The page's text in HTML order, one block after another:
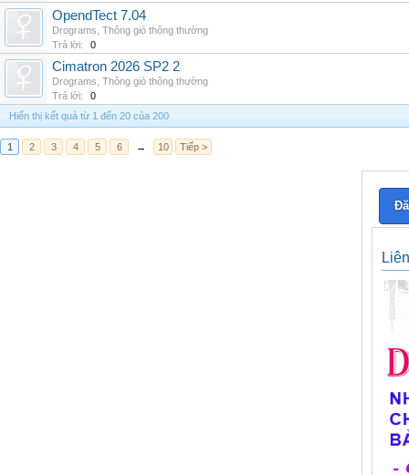
OpendTect 7.04
Drograms Thông gió thông thường
Trả lời:
0
Cimatron 2026 SP2 2
Drograms Thông gió thông thường
Trả lời:
0
Hiển thị kết quả từ 1 đến 20 của 200
1 2 3 4 5 6 → 10 Tiếp >